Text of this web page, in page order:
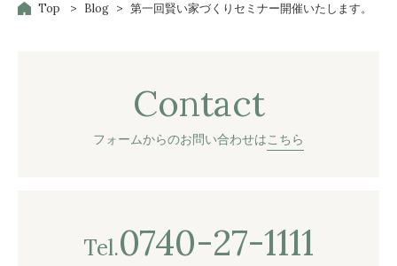
Top Blog 第一回賢い家づくりセミナー開催いたします。
Contact
フォームからのお問い合わせはこちら
Tel.0740-27-1111